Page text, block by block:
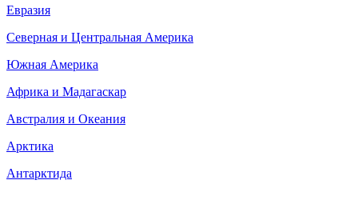
Евразия
Северная и Центральная Америка
Южная Америка
Африка и Мадагаскар
Австралия и Океания
Арктика
Антарктида